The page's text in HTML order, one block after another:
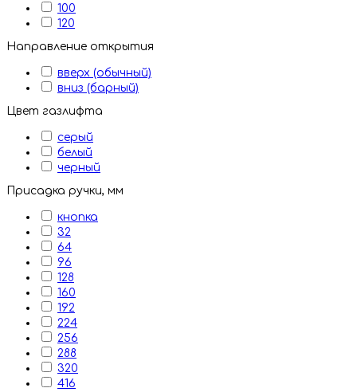
100
120
Направление открытия
вверх (обычный)
вниз (барный)
Цвет газлифта
серый
белый
черный
Присадка ручки, мм
кнопка
32
64
96
128
160
192
224
256
288
320
416